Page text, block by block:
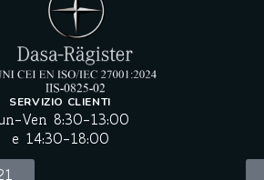
SERVIZIO CLIENTI
Ven 8:30-13:00
e 14:30-18:00